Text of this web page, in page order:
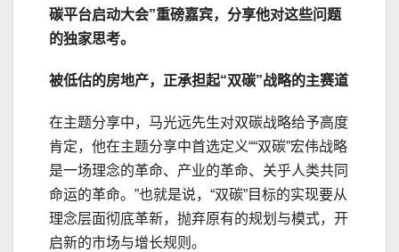
碳平台启动大会”重磅嘉宾，分享他对这些问题
的独家思考。
被低估的房地产，正承担起“双碳”战略的主赛道
在主题分享中，马光远先生对双碳战略给予高度
肯定，他在主题分享中首选定义““双碳”宏伟战略
是一场理念的革命、产业的革命、关乎人类共同
命运的革命。”也就是说，“双碳”目标的实现要从
理念层面彻底革新，抛弃原有的规划与模式，开
启新的市场与增长规则。